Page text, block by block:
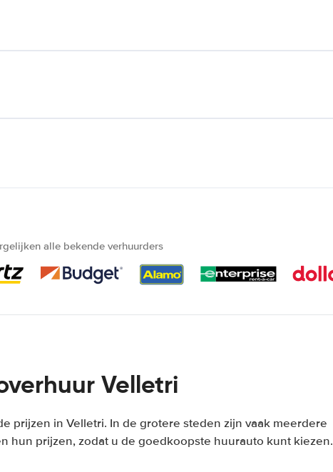
alle bekende verhuurders
Velletri
prijzen in Velletri. In de grotere steden zijn vaak meerdere
hun prijzen, zodat u de goedkoopste huurauto kunt kiezen.